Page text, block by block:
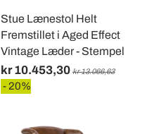
Stue Lænestol Helt
Fremstillet i Aged Effect
Vintage Læder - Stempel
kr 10.453,30 kr 13.066,63
- 20%